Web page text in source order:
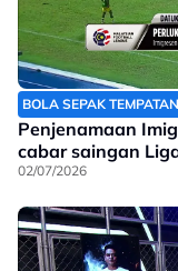
BOLA SEPAK TEMPATAN
Penjenamaan
cabar saingan
02/07/2026